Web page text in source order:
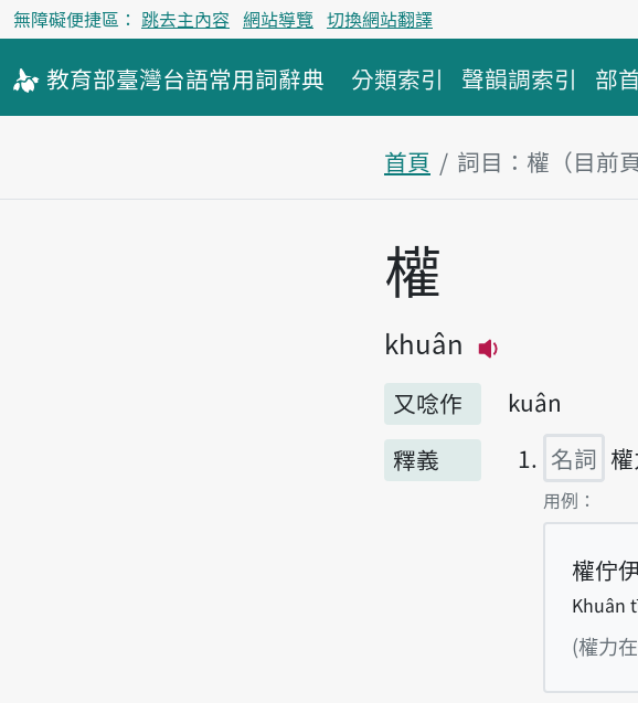
無障礙便捷區： 跳去主內容 網站導覽 切換網站翻譯
教育部臺灣台語常用詞辭典 分類索引 聲韻調索引 部
首頁 詞目：權（目前頁
主內容區塊
權
khuân
又唸作
kuân
釋義
名詞
第1項釋義的
用例：
權佇
Khuân
(權力